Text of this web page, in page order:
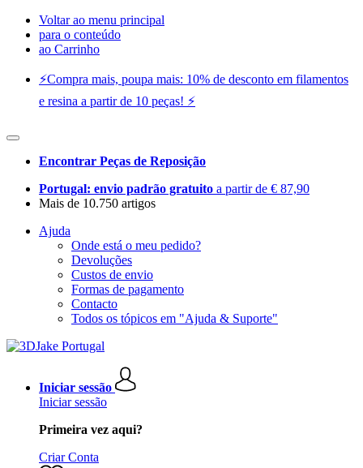
Voltar ao menu principal
para o conteúdo
ao Carrinho
⚡️Compra mais, poupa mais: 10% de desconto em filamentos
e resina a partir de 10 peças! ⚡️
Encontrar Peças de Reposição
Portugal: envio padrão gratuito a partir de € 87,90
Mais de 10.750 artigos
Ajuda
Onde está o meu pedido?
Devoluções
Custos de envio
Formas de pagamento
Contacto
Todos os tópicos em "Ajuda & Suporte"
Iniciar sessão
Iniciar sessão
Primeira vez aqui?
Criar Conta